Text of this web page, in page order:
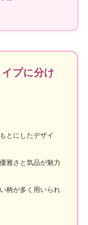
プに分け
とにしたデザイ
雅さと気品が魅力
柄が多く用いられ